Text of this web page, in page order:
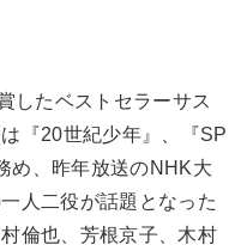
したベストセラーサス
『20世紀少年』、『SP
め、昨年放送のNHK大
人二役が話題となった
倫也、芳根京子、木村